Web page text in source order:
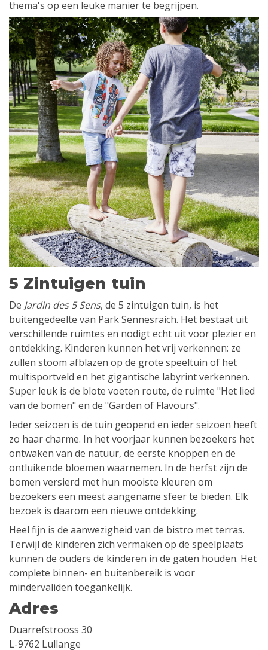
thema's op een leuke manier te begrijpen.
5 Zintuigen tuin
De Jardin des 5 Sens, de 5 zintuigen tuin, is het
buitengedeelte van Park Sennesraich. Het bestaat uit
verschillende ruimtes en nodigt echt uit voor plezier en
ontdekking. Kinderen kunnen het vrij verkennen: ze
zullen stoom afblazen op de grote speeltuin of het
multisportveld en het gigantische labyrint verkennen.
Super leuk is de blote voeten route, de ruimte "Het lied
van de bomen" en de "Garden of Flavours".
Ieder seizoen is de tuin geopend en ieder seizoen heeft
zo haar charme. In het voorjaar kunnen bezoekers het
ontwaken van de natuur, de eerste knoppen en de
ontluikende bloemen waarnemen. In de herfst zijn de
bomen versierd met hun mooiste kleuren om
bezoekers een meest aangename sfeer te bieden. Elk
bezoek is daarom een ​​nieuwe ontdekking.
Heel fijn is de aanwezigheid van de bistro met terras.
Terwijl de kinderen zich vermaken op de speelplaats
kunnen de ouders de kinderen in de gaten houden. Het
complete binnen- en buitenbereik is voor
mindervaliden toegankelijk.
Adres
Duarrefstrooss 30
L-9762 Lullange